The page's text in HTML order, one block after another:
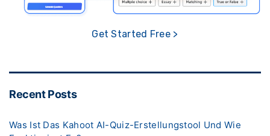
Get Started Free >
Recent Posts
Was Ist Das Kahoot AI-Quiz-Erstellungstool Und Wie